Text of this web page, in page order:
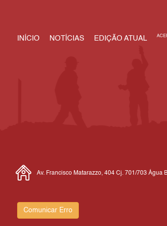
INÍCIO NOTÍCIAS EDIÇÃO ATUAL
Av. Francisco Matarazzo, 404 Cj. 701/703 Água
Comunicar Erro